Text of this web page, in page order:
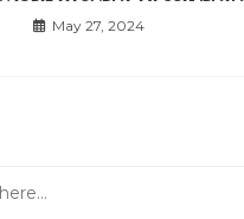
May 27, 2024